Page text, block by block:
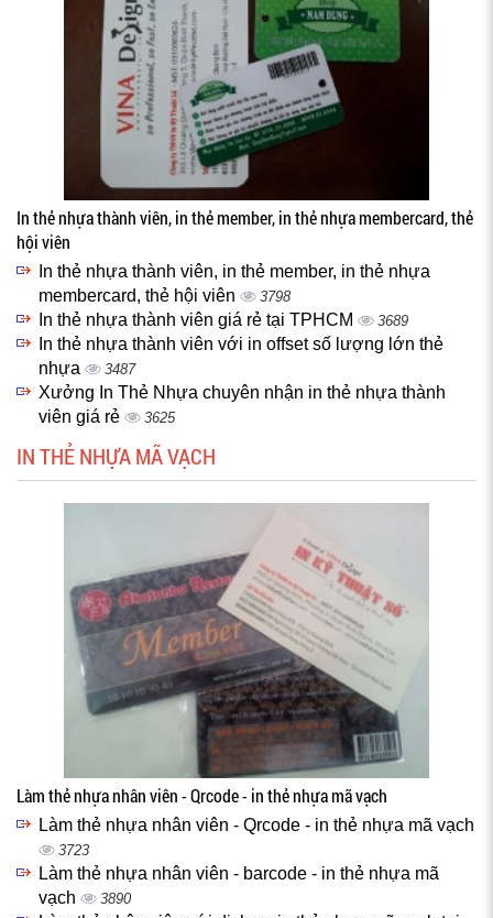
In thẻ nhựa thành viên, in thẻ member, in thẻ nhựa membercard, thẻ
hội viên
In thẻ nhựa thành viên, in thẻ member, in thẻ nhựa
membercard, thẻ hội viên
3798
In thẻ nhựa thành viên giá rẻ tại TPHCM 3689
In thẻ nhựa thành viên với in offset số lượng lớn thẻ
nhựa
3487
Xưởng In Thẻ Nhựa chuyên nhận in thẻ nhựa thành
viên giá rẻ
3625
IN THẺ NHỰA MÃ VẠCH
Làm thẻ nhựa nhân viên - Qrcode - in thẻ nhựa mã vạch
Làm thẻ nhựa nhân viên - Qrcode - in thẻ nhựa mã vạch
3723
Làm thẻ nhựa nhân viên - barcode - in thẻ nhựa mã
vạch
3890